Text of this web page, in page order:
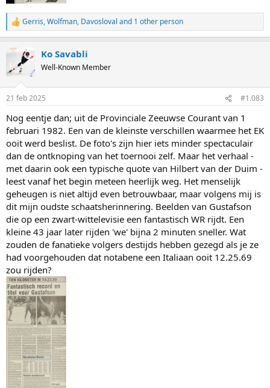
R
e
c
t
i
s
Gerris,Wolfman, Davosloval and 1 other person
Ko Savabli
Well-Known Member
21 feb 2025 #1.083
Nog eentje dan; uit de Provinciale Zeeuwse Courant van 1
februari 1982. Een van de kleinste verschillen waarmee het EK
ooit werd beslist. De foto's zijn hier iets minder spectaculair
dan de ontknoping van het toernooi zelf. Maar het verhaal -
met daarin ook een typische quote van Hilbert van der Duim -
leest vanaf het begin meteen heerlijk weg. Het menselijk
geheugen is niet altijd even betrouwbaar, maar volgens mij is
dit mijn oudste schaatsherinnering. Beelden van Gustafson
die op een zwart-wittelevisie een fantastisch WR rijdt. Een
kleine 43 jaar later rijden 'we' bijna 2 minuten sneller. Wat
zouden de fanatieke volgers destijds hebben gezegd als je ze
had voorgehouden dat notabene een Italiaan ooit 12.25.69
zou rijden?